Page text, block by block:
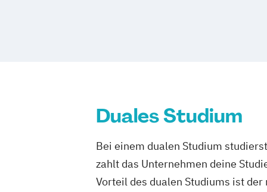
Duales Studium
Bei einem dualen Studium
zahlt das Unternehmen deine
Vorteil des dualen Studiums ist